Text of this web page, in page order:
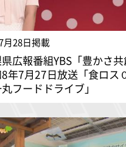
月28日掲載
広報番組YBS「豊かさ共
年7月27日放送「食ロス
フードドライブ」